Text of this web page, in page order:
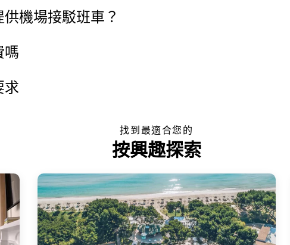
機場接駁班車？
嗎
求
找到最適合您的
按興趣探索